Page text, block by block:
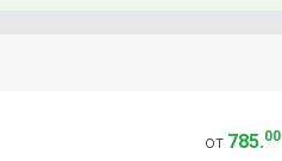
от 785.00